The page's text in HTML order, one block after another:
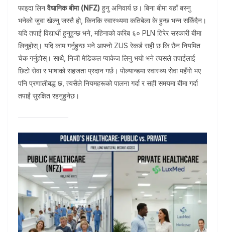
फाइदा लिनवैधानिक बीमा (NFZ) हुनु अनिवार्य छ। बिना बीमा यहाँ बस्नु
भनेको जुवा खेल्नु जस्तै हो, किनकि स्वास्थ्यमा कतिबेला के हुन्छ भन्न सकिँदैन।
यदि तपाईं विद्यार्थी हुनुहुन्छ भने, महिनाको करिब ६० PLN तिरेर सरकारी बीमा
लिनुहोस्। यदि काम गर्नुहुन्छ भने आफ्नो ZUS रेकर्ड सही छ कि छैन नियमित
चेक गर्नुहोस्। साथै, निजी मेडिकल प्याकेज लिनु भयो भने त्यसले तपाईंलाई
छिटो सेवा र भाषाको सहजता प्रदान गर्छ। पोल्यान्डमा स्वास्थ्य सेवा महँगो भए
पनि प्रणालीबद्ध छ, त्यसैले नियमहरूको पालना गर्दा र सही समयमा बीमा गर्दा
तपाईं सुरक्षित रहनुहुनेछ।